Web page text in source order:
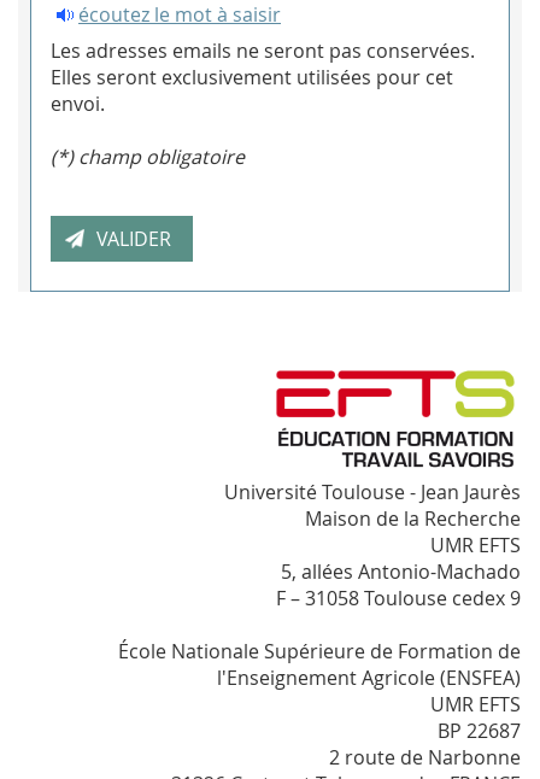
écoutez le mot à saisir
Les adresses emails ne seront pas conservées.
Elles seront exclusivement utilisées pour cet
envoi.
(*) champ obligatoire
Université Toulouse - Jean Jaurès
Maison de la Recherche
UMR EFTS
5, allées Antonio-Machado
F – 31058 Toulouse cedex 9
École Nationale Supérieure de Formation de
l'Enseignement Agricole (ENSFEA)
UMR EFTS
BP 22687
2 route de Narbonne